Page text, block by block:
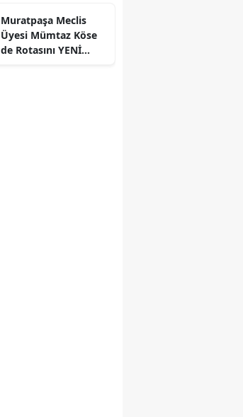
Muratpaşa Meclis
Üyesi Mümtaz Köse
de Rotasını YENİ